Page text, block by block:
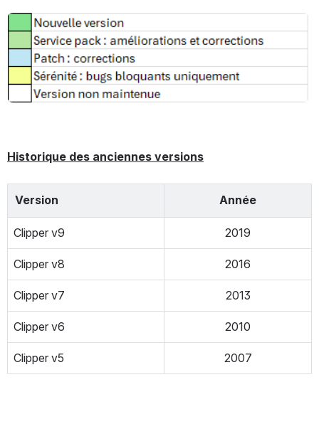
Open
Historique des anciennes versions
Version Année
Clipper v9 2019
Clipper v8 2016
Clipper v7 2013
Clipper v6 2010
Clipper v5 2007